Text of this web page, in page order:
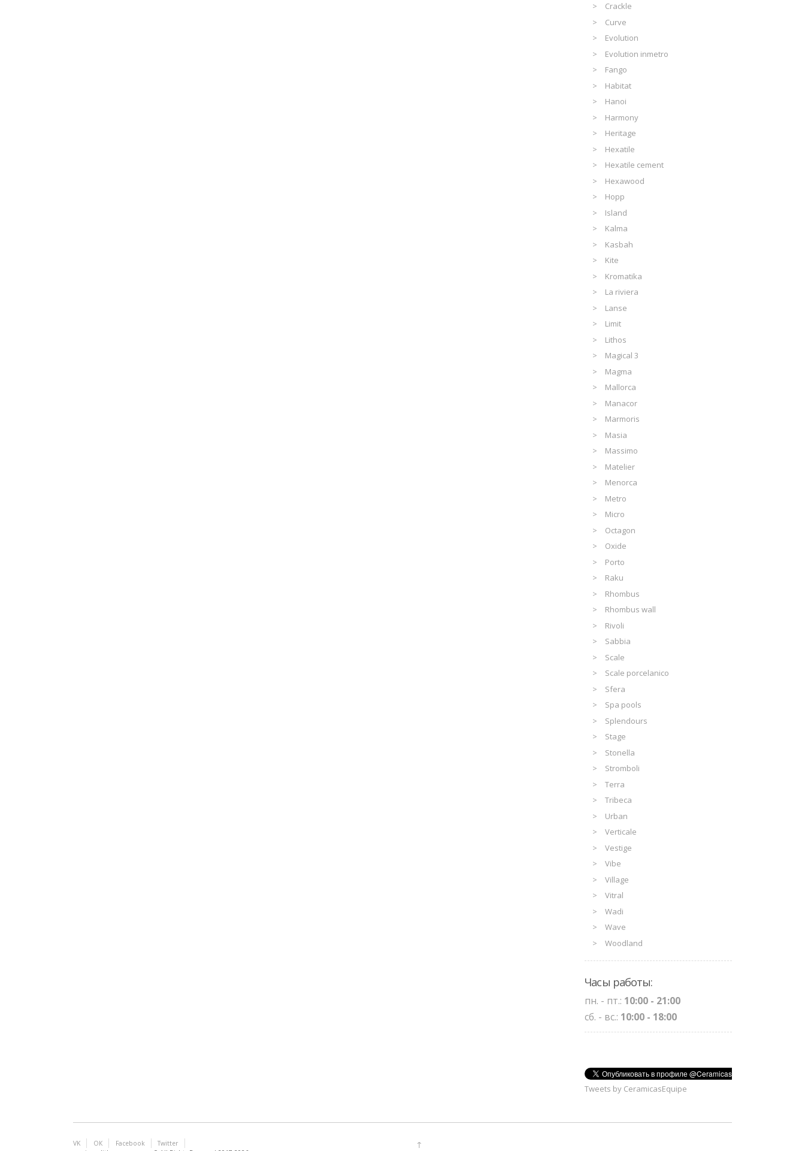
Crackle
Curve
Evolution
Evolution inmetro
Fango
Habitat
Hanoi
Harmony
Heritage
Hexatile
Hexatile cement
Hexawood
Hopp
Island
Kalma
Kasbah
Kite
Kromatika
La riviera
Lanse
Limit
Lithos
Magical 3
Magma
Mallorca
Manacor
Marmoris
Masia
Massimo
Matelier
Menorca
Metro
Micro
Octagon
Oxide
Porto
Raku
Rhombus
Rhombus wall
Rivoli
Sabbia
Scale
Scale porcelanico
Sfera
Spa pools
Splendours
Stage
Stonella
Stromboli
Terra
Tribeca
Urban
Verticale
Vestige
Vibe
Village
Vitral
Wadi
Wave
Woodland
Часы работы:
пн. - пт.: 10:00 - 21:00
сб. - вс.: 10:00 - 18:00
Tweets by CeramicasEquipe
VK ОК Facebook
Twitter
↑